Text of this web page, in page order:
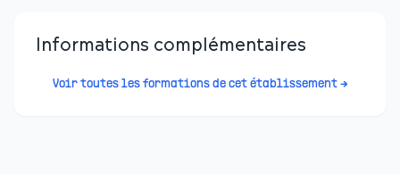
Informations complémentaires
Voir toutes les formations de cet établissement →